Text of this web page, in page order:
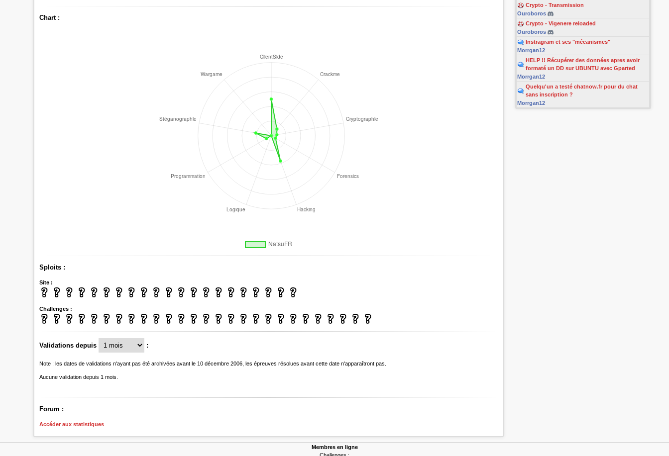
Chart :
Sploits :
Site :
Challenges :
Validations depuis :
Note : les dates de validations n'ayant pas été archivées avant le 10 décembre 2006, les épreuves résolues avant cette date n'apparaîtront pas.
Aucune validation depuis 1 mois.
Forum :
Accéder aux statistiques
Crypto - Transmission
Ouroboros
Crypto - Vigenere reloaded
Ouroboros
Instragram et ses "mécanismes"
Morrgan12
HELP !! Récupérer des données apres avoir
formaté un DD sur UBUNTU avec Gparted
Morrgan12
Quelqu'un a testé chatnow.fr pour du chat
sans inscription ?
Morrgan12
Membres en ligne